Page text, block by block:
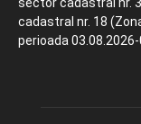
cadastral nr. 18
perioada